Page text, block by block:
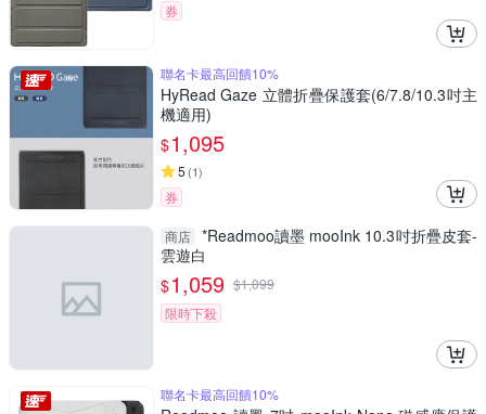
券
聯名卡最高回饋10%
HyRead Gaze 立體折疊保護套(6/7.8/10.3吋主
機適用)
$1,095
5 (1)
券
商店 *Readmoo讀墨 mooInk 10.3吋折疊皮套-
雲遊白
$1,059 $1,099
限時下殺
聯名卡最高回饋10%